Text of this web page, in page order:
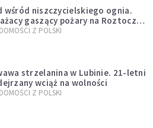
wśród niszczycielskiego ognia.
gaszący pożary na Roztoczu
niezwykłe zdjęcie
Z POLSKI
strzelanina w Lubinie. 21-letni
wciąż na wolności
Z POLSKI